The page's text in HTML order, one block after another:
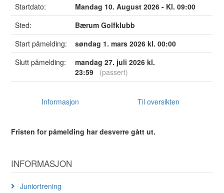
Startdato:
Mandag 10. August 2026 - Kl. 09:00
Sted:
Bærum Golfklubb
Start påmelding:
søndag 1. mars 2026 kl. 00:00
Slutt påmelding:
mandag 27. juli 2026 kl.
23:59 (passert)
Informasjon Til oversikten
Fristen for påmelding har desverre gått ut.
INFORMASJON
Juniortrening